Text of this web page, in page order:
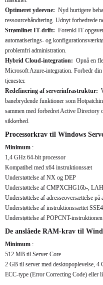
Optimeret ydeevne: Nyd hurtigere
ressourcehåndtering. Udnyt forbedrede
Strømlinet IT-drift: Forenkl IT-
automatiserings- og
problemfri administration.
Hybrid Cloud-integration: Opnå en
Microsoft Azure-integration. Forbedr
tjenester.
Redefinering af serverinfrastruktur:
banebrydende funktioner som
sammen med forbedret Active
sikkerhed.
Processorkrav til Windows
Minimum :
1,4 GHz 64-bit processor
Kompatibel med x64 instruktionssæt
Understøttelse af NX og DEP
Understøttelse af CMPXCHG16b-,
Understøttelse af adresseoversættelse
Understøttelse af instruktionssættet
Understøttelse af POPCNT-instruktionen
De anslåede RAM-krav til
Minimum :
512 MB til Server Core
2 GB til server med desktopoplevelse, 4
ECC-type (Error Correcting Code) eller